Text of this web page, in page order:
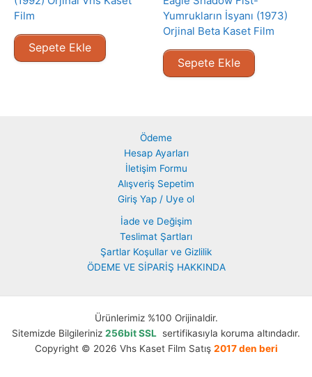
Film
Sepete Ekle
Yumrukların İsyanı (1973)
Orjinal Beta Kaset Film
Sepete Ekle
Ödeme
Hesap Ayarları
İletişim Formu
Alışveriş Sepetim
Giriş Yap / Uye ol
İade ve Değişim
Teslimat Şartları
Şartlar Koşullar ve Gizlilik
ÖDEME VE SİPARİŞ HAKKINDA
Ürünlerimiz %100 Orijinaldir.
Sitemizde Bilgileriniz 256bit SSL sertifikasıyla koruma altındadır.
Copyright © 2026 Vhs Kaset Film Satış 2017 den beri